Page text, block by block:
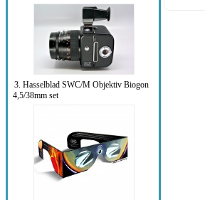
3. Hasselblad SWC/M Objektiv Biogon
4,5/38mm set